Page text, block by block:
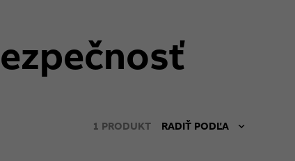
1 PRODUKT RADIŤ PODĽA